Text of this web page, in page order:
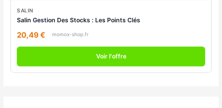
SALIN
Salin Gestion Des Stocks : Les Points Clés
20,49 € momox-shop.fr
Voir l'offre